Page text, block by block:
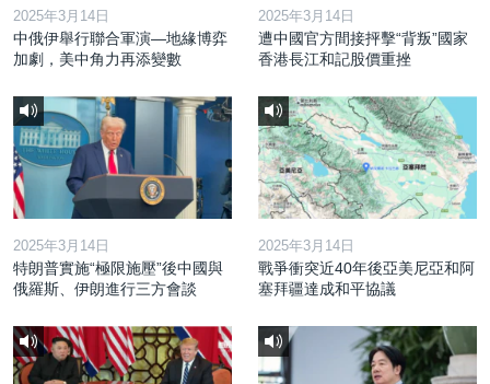
2025年3月14日
中俄伊舉行聯合軍演—地緣博弈
加劇，美中角力再添變數
2025年3月14日
遭中國官方間接抨擊“背叛”國家
香港長江和記股價重挫
2025年3月14日
特朗普實施“極限施壓”後中國與
俄羅斯、伊朗進行三方會談
2025年3月14日
戰爭衝突近40年後亞美尼亞和阿
塞拜疆達成和平協議